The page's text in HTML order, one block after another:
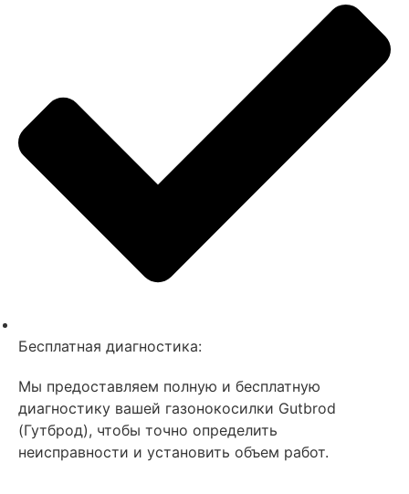
Бесплатная диагностика:
Мы предоставляем полную и бесплатную
диагностику вашей газонокосилки Gutbrod
(Гутброд), чтобы точно определить
неисправности и установить объем работ.